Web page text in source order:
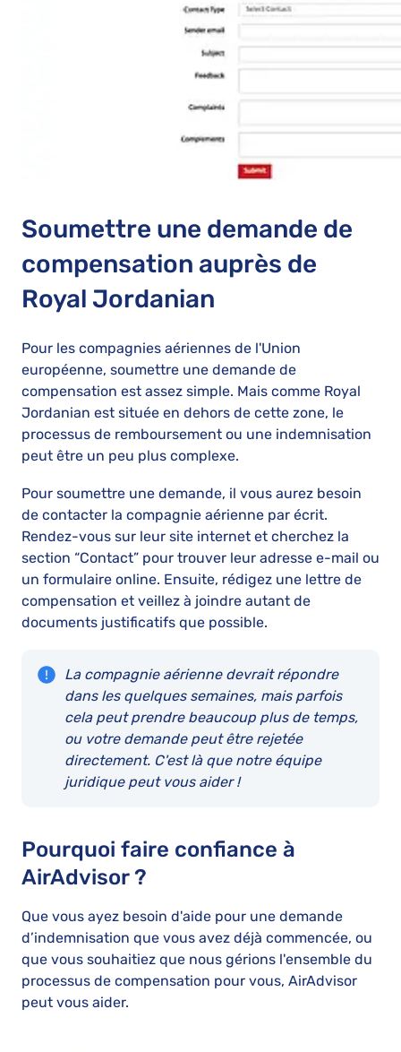
Soumettre une demande de
compensation auprès de
Royal Jordanian
Pour les compagnies aériennes de l'Union
européenne, soumettre une demande de
compensation est assez simple. Mais comme Royal
Jordanian est située en dehors de cette zone, le
processus de remboursement ou une indemnisation
peut être un peu plus complexe.
Pour soumettre une demande, il vous aurez besoin
de contacter la compagnie aérienne par écrit.
Rendez-vous sur leur site internet et cherchez la
section “Contact” pour trouver leur adresse e-mail ou
un formulaire online. Ensuite, rédigez une lettre de
compensation et veillez à joindre autant de
documents justificatifs que possible.
La compagnie aérienne devrait répondre
dans les quelques semaines, mais parfois
cela peut prendre beaucoup plus de temps,
ou votre demande peut être rejetée
directement. C'est là que notre équipe
juridique peut vous aider !
Pourquoi faire confiance à
AirAdvisor ?
Que vous ayez besoin d'aide pour une demande
d’indemnisation que vous avez déjà commencée, ou
que vous souhaitiez que nous gérions l'ensemble du
processus de compensation pour vous, AirAdvisor
peut vous aider.